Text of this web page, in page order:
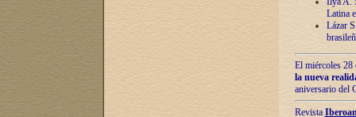
Latina
Lázar
El miércoles 28
la nueva
aniversario del
Revista